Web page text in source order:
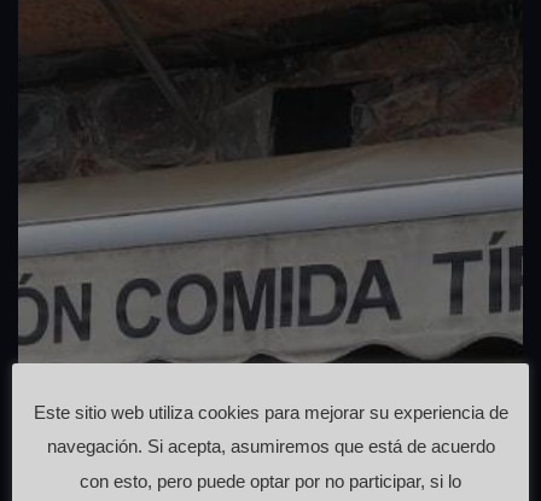
Este sitio web utiliza cookies para mejorar su experiencia de
navegación. Si acepta, asumiremos que está de acuerdo
con esto, pero puede optar por no participar, si lo